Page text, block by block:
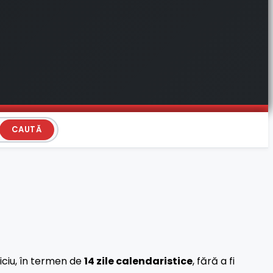
CAUTĂ
în termen de14 zile calendaristice, fără a fi